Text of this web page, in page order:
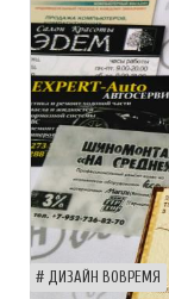
ДИЗАЙН ВОВРЕМЯ